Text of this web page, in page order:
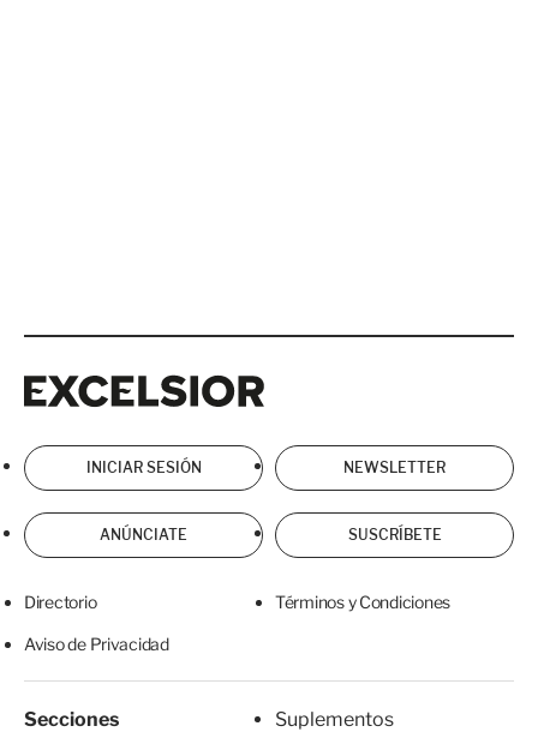
INICIAR SESIÓN NEWSLETTER
ANÚNCIATE SUSCRÍBETE
Directorio Términos y Condiciones
Aviso de Privacidad
Secciones
Suplementos